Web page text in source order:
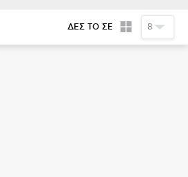
ΔΕΣ ΤΟ ΣΕ 8